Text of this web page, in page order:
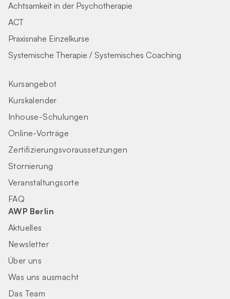
Achtsamkeit in der Psychotherapie
ACT
Praxisnahe Einzelkurse
Systemische Therapie / Systemisches Coaching
Kursangebot
Kurskalender
Inhouse-Schulungen
Online-Vorträge
Zertifizierungs­voraus­setzungen
Stornierung
Veranstaltungsorte
FAQ
AWP Berlin
Aktuelles
Newsletter
Über uns
Was uns ausmacht
Das Team